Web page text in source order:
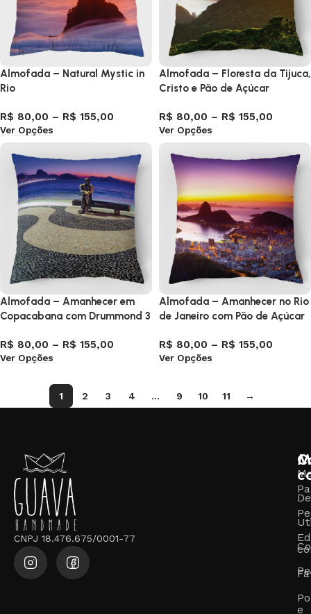
Almofada – Natural Mystic in
Rio
R$ 80,00 – R$ 155,00
Ver Opções
Almofada – Floresta da Tijuca,
Cristo e Pão de Açúcar
R$ 80,00 – R$ 155,00
Ver Opções
Almofada – Amanhecer em
Copacabana com Drummond 3
R$ 80,00 – R$ 155,00
Ver Opções
Almofada – Amanhecer no Rio
de Janeiro com Pão de Açúcar
R$ 80,00 – R$ 155,00
Ver Opções
1 2 3 4 … 9 10 11 →
CNPJ 18.476.675/0001-77
e